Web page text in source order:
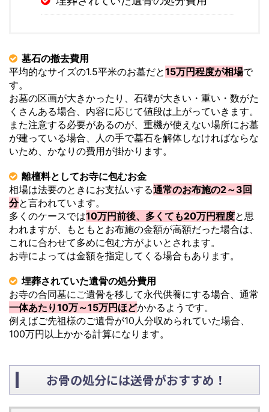
墓石の撤去費用
平均的なサイズの1.5平米のお墓だと15万円程度が相場で
す。
お墓の区画が大きかったり、石碑が大きい・重い・数がた
くさんある場合、内容に応じて値段は上がっていきます。
また注意する必要があるのが、重機が使えない場所にお墓
が建っている場合、人の手で墓石を解体しなければならな
いため、かなりの費用が掛かります。
離檀料としてお寺に包むお金
相場は法要のときにお支払いする通常のお布施の2～3回
分と言われています。
多くのケースでは10万円前後、多くても20万円程度と思
われますが、もともとお布施の金額が高額だった場合は、
これに合わせて多めに包む方がよいとされます。
お寺によっては金額を指定してくる場合もあります。
埋葬されていた遺骨の処分費用
お寺の合同墓にご遺骨を移して永代供養にする場合、通常
一体あたり10万～15万円ほどかかるようです。
例えばご先祖様のご遺骨が10人分収められていた場合、
100万円以上かかる計算になります。
お骨の処分には送骨がおすすめ！